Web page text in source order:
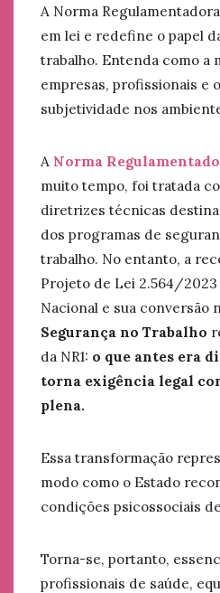
A Norma
em lei e redefine o papel
trabalho. Entenda como a
empresas, profissionais e
subjetividade nos
A Norma
muito tempo, foi tratada
diretrizes técnicas
dos programas de
trabalho. No entanto, a
Projeto de Lei 2.564/
Nacional e sua conversão
Segurança no Trabalho
da NR1: o que antes era
torna exigência legal
plena.
Essa transformação
modo como o Estado
condições psicossociais
Torna-se, portanto,
profissionais de saúde,